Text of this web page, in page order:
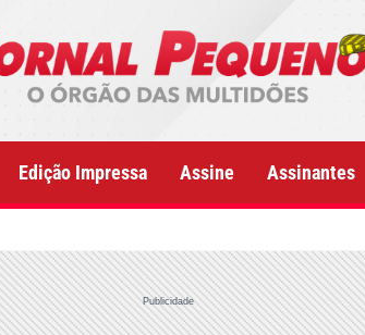
Edição Impressa Assine Assinantes
Publicidade